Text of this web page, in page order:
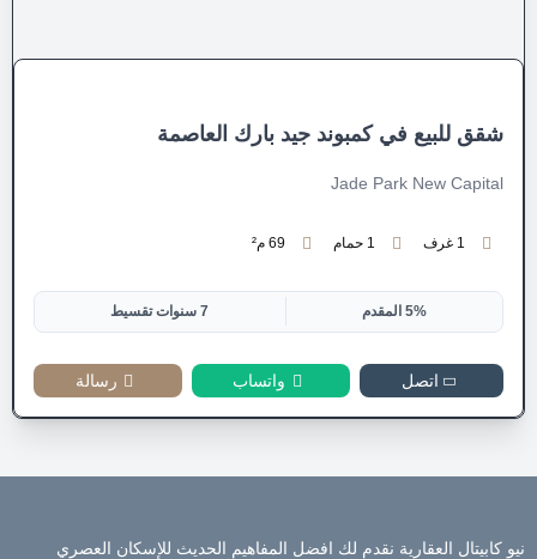
شقق للبيع في كمبوند جيد بارك العاصمة
Jade Park New Capital
1 غرف 1 حمام 69 م²
5% المقدم 7 سنوات تقسيط
اتصل واتساب رسالة
نيو كابيتال العقارية نقدم لك افضل المفاهيم الحديث للإسكان العصري